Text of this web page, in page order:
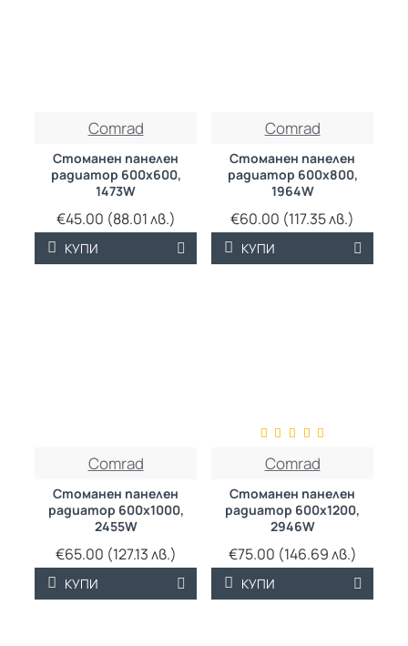
ТРАЙНО НИСКА
Comrad
Стоманен панелен
радиатор 600х600,
1473W
€45.00 (88.01 лв.)
КУПИ
ТРАЙНО НИСКА
Comrad
Стоманен панелен
радиатор 600х800,
1964W
€60.00 (117.35 лв.)
КУПИ
ТРАЙНО НИСКА
Comrad
Стоманен панелен
радиатор 600х1000,
2455W
€65.00 (127.13 лв.)
КУПИ
ТРАЙНО НИСКА
Comrad
Стоманен панелен
радиатор 600х1200,
2946W
€75.00 (146.69 лв.)
КУПИ